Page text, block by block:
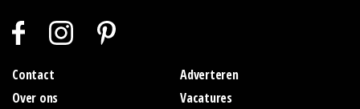
Contact
Adverteren
Over ons
Vacatures